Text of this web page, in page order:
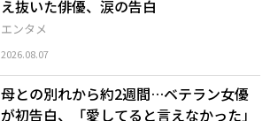
エンタメ
え抜いた俳優、涙の告白
2026.08.07
母との別れから約2週間…ベテラン女優
が初告白、「愛してると言えなかった」